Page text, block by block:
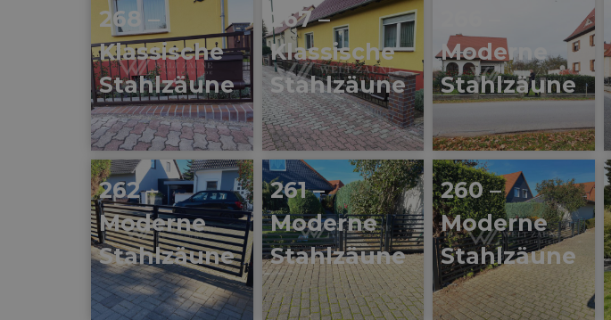
268 –
Klassische
Stahlzäune
267 –
Klassische
Stahlzäune
Moderne
Stahlzäune
262 –
Moderne
Stahlzäune
261 –
Moderne
Stahlzäune
260 –
Moderne
Stahlzäune